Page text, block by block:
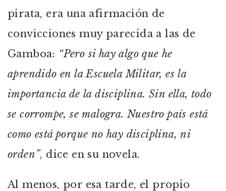
pirata, era una afirmación de
convicciones muy parecida a las de
Gamboa: “Pero si hay algo que he
aprendido en la Escuela Militar, es la
importancia de la disciplina. Sin ella, todo
se corrompe, se malogra. Nuestro país está
como está porque no hay disciplina, ni
orden”, dice en su novela.
Al menos, por esa tarde, el propio